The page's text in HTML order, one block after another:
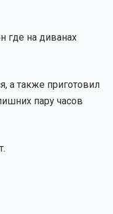
где на диванах
а также приготовил
пару часов